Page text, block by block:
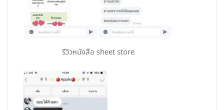
รีวิวหนังสือ sheet store